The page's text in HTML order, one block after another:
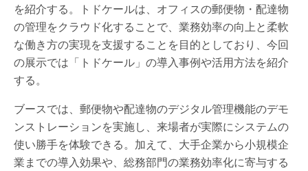
を紹介する。トドケールは、オフィスの郵便物・配達物
の管理をクラウド化することで、業務効率の向上と柔軟
な働き方の実現を支援することを目的としており、今回
の展示では「トドケール」の導入事例や活用方法を紹介
する。
ブースでは、郵便物や配達物のデジタル管理機能のデモ
ンストレーションを実施し、来場者が実際にシステムの
使い勝手を体験できる。加えて、大手企業から小規模企
業までの導入効果や、総務部門の業務効率化に寄与する